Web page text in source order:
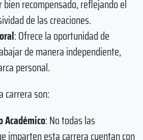
bien recompensado, reflejando el
de las creaciones.
: Ofrece la oportunidad de
de manera independiente,
personal.
carrera son:
Académico: No todas las
imparten esta carrera cuentan con